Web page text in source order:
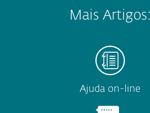
Mais Artigos:
Ajuda on-line